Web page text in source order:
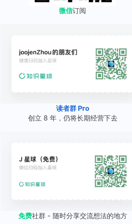
微信订阅
读者群 Pro
创立 8 年，仍将长期经营下去
免费社群 - 随时分享交流想法的地方